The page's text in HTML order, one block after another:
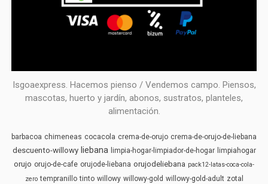
Isgoaexpress. Hacemos pienso / Vendemos campo. Piensos,
mascotas, huerto y jardín, abonos, sustratos, planteles,
alimentación.
barbacoa chimeneas cocacola crema-de-orujo crema-de-orujo-de-liebana
descuento-willowy liebana limpia-hogar-limpiador-de-hogar limpiahogar
orujo orujo-de-cafe orujode-liebana orujodeliebana pack12-latas-coca-cola-
zero tempranillo tinto willowy willowy-gold willowy-gold-adult zotal